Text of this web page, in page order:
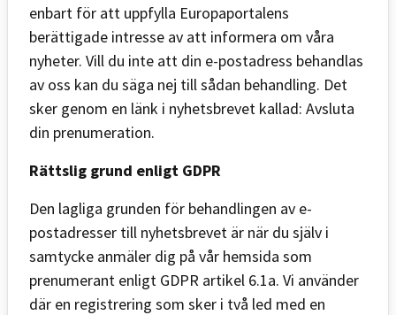
enbart för att uppfylla Europaportalens
berättigade intresse av att informera om våra
nyheter. Vill du inte att din e-postadress behandlas
av oss kan du säga nej till sådan behandling. Det
sker genom en länk i nyhetsbrevet kallad: Avsluta
din prenumeration.
Rättslig grund enligt GDPR
Den lagliga grunden för behandlingen av e-
postadresser till nyhetsbrevet är när du själv i
samtycke anmäler dig på vår hemsida som
prenumerant enligt GDPR artikel 6.1a. Vi använder
där en registrering som sker i två led med en